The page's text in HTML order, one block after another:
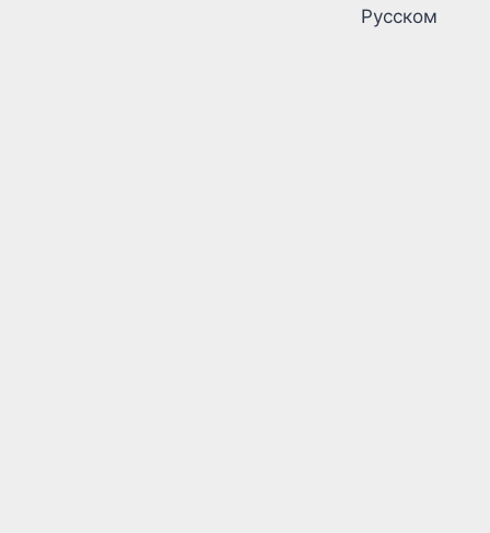
Русском